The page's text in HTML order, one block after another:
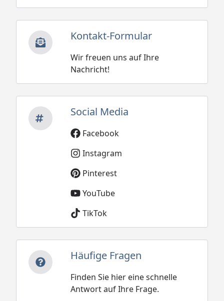
Kontakt-Formular
Wir freuen uns auf Ihre
Nachricht!
Social Media
Facebook
Instagram
Pinterest
YouTube
TikTok
Häufige Fragen
Finden Sie hier eine schnelle
Antwort auf Ihre Frage.